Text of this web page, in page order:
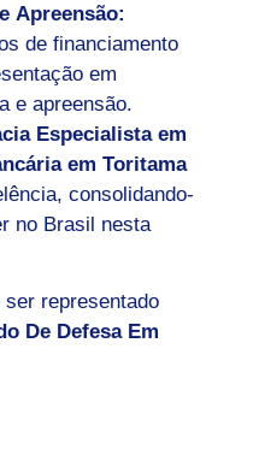
Apreensão:
de financiamento
em
e apreensão.
Especialista em
em Toritama
consolidando-
no Brasil nesta
representado
De Defesa Em